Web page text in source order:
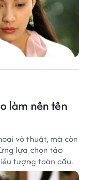
làm nên tên
võ thuật, mà còn
lựa chọn táo
tượng toàn cầu.